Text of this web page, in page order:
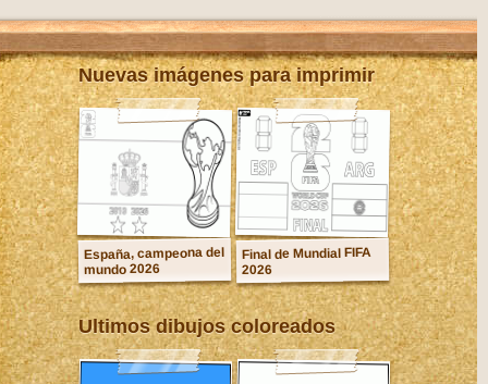
Nuevas imágenes para imprimir
España, campeona del
mundo 2026
Final de Mundial FIFA
2026
Ultimos dibujos coloreados